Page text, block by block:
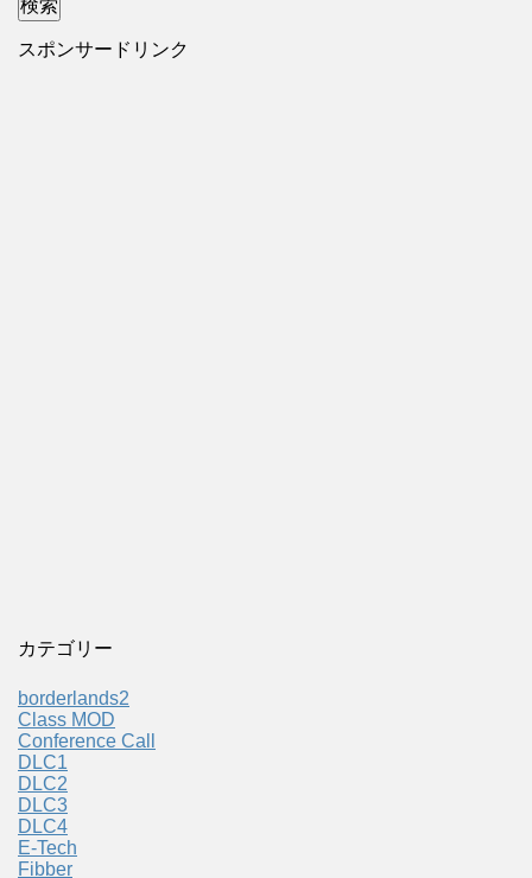
スポンサードリンク
カテゴリー
borderlands2
Class MOD
Conference Call
DLC1
DLC2
DLC3
DLC4
E-Tech
Fibber